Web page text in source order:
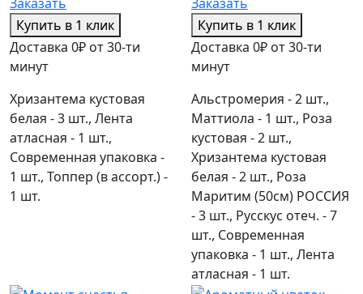
Заказать
Купить в 1 клик
Доставка 0₽ от 30-ти
минут
Хризантема кустовая
белая - 3 шт., Лента
атласная - 1 шт.,
Современная упаковка -
1 шт., Топпер (в ассорт.) -
1 шт.
Заказать
Купить в 1 клик
Доставка 0₽ от 30-ти
минут
Альстромерия - 2 шт.,
Маттиола - 1 шт., Роза
кустовая - 2 шт.,
Хризантема кустовая
белая - 2 шт., Роза
Маритим (50см) РОССИЯ
- 3 шт., Русскус отеч. - 7
шт., Современная
упаковка - 1 шт., Лента
атласная - 1 шт.